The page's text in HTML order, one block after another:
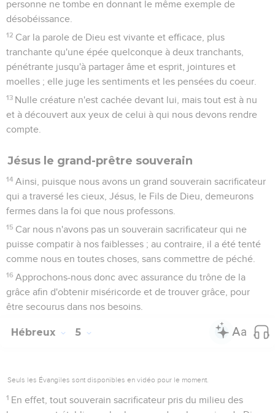
personne ne tombe en donnant le même exemple de
désobéissance.
12 Car la parole de Dieu est vivante et efficace, plus
tranchante qu'une épée quelconque à deux tranchants,
pénétrante jusqu'à partager âme et esprit, jointures et
moelles ; elle juge les sentiments et les pensées du coeur.
13 Nulle créature n'est cachée devant lui, mais tout est à nu
et à découvert aux yeux de celui à qui nous devons rendre
compte.
Jésus le grand-prêtre souverain
14 Ainsi, puisque nous avons un grand souverain sacrificateur
qui a traversé les cieux, Jésus, le Fils de Dieu, demeurons
fermes dans la foi que nous professons.
15 Car nous n'avons pas un souverain sacrificateur qui ne
puisse compatir à nos faiblesses ; au contraire, il a été tenté
comme nous en toutes choses, sans commettre de péché.
16 Approchons-nous donc avec assurance du trône de la
grâce afin d'obtenir miséricorde et de trouver grâce, pour
être secourus dans nos besoins.
Hébreux 5
Seuls les Évangiles sont disponibles en vidéo pour le moment.
1 En effet, tout souverain sacrificateur pris du milieu des